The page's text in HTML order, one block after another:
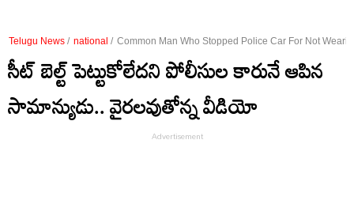
Telugu News / national / Common Man Who Stopped Police Car For Not
సీట్‌ బెల్ట్‌ పెట్టుకోలేదని పోలీసుల కారునే ఆపిన
సామాన్యుడు.. వైరలవుతోన్న వీడియో